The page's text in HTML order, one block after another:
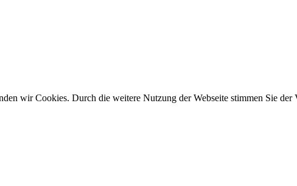
wir Cookies. Durch die weitere Nutzung der Webseite stimmen Sie